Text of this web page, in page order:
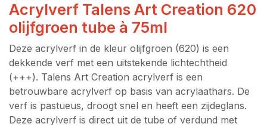
Acrylverf Talens Art Creation 620
olijfgroen tube à 75ml
Deze acrylverf in de kleur olijfgroen (620) is een
dekkende verf met een uitstekende lichtechtheid
(+++). Talens Art Creation acrylverf is een
betrouwbare acrylverf op basis van acrylaathars. De
verf is pastueus, droogt snel en heeft een zijdeglans.
Deze acrylverf is direct uit de tube of verdund met